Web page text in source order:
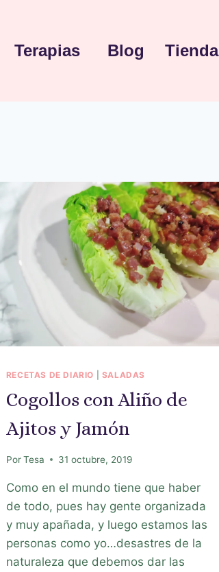
Terapias Blog Tienda
RECETAS DE DIARIO SALADAS
Cogollos con Aliño de
Ajitos y Jamón
PorTesa 31 octubre, 2019
Como en el mundo tiene que haber
de todo, pues hay gente organizada
y muy apañada, y luego estamos las
personas como yo…desastres de la
naturaleza que debemos dar las